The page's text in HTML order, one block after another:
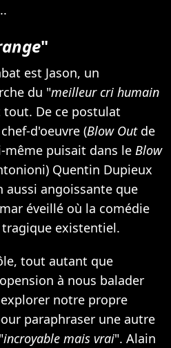
"
est Jason, un
du "meilleur cri humain
tout. De ce postulat
d'oeuvre (Blow Outde
même puisait dans le Blow
Quentin Dupieux
angoissante que
éveillé où la comédie
existentiel.
tout autant que
à nous balader
notre propre
paraphraser une autre
incroyable mais vrai". Alain